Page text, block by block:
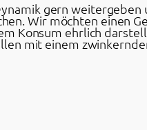
gern weitergeben
Wir möchten einen
Konsum ehrlich
mit einem